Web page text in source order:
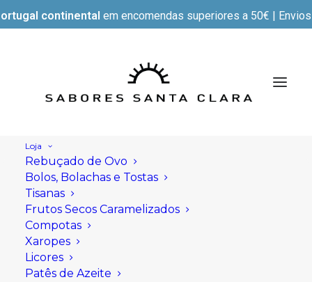
continental em encomendas superiores a 50€ |
Loja
Rebuçado de Ovo
Bolos, Bolachas e Tostas
Tisanas
Frutos Secos Caramelizados
Compotas
Xaropes
Licores
Patês de Azeite